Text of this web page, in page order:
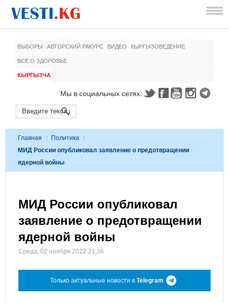
ВЫБОРЫ АВТОРСКИЙ РАКУРС ВИДЕО КЫРГЫЗОВЕДЕНИЕ
ВСЕ О ЗДОРОВЬЕ
КЫРГЫЗЧА
Мы в социальных сетях:
Главная / Политика /
МИД России опубликовал заявление о предотвращении
ядерной войны
МИД России опубликовал
заявление о предотвращении
ядерной войны
Среда, 02 ноября 2022 21:36
Только актуальные новости в Telegram